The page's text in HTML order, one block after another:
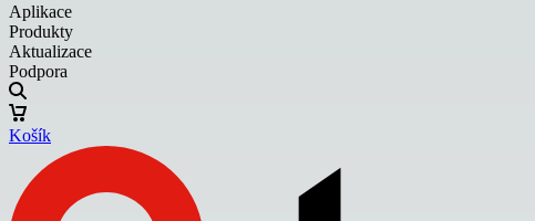
Aplikace
Produkty
Aktualizace
Podpora
Košík